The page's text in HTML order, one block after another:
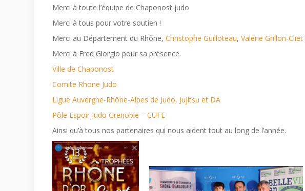
Merci à toute l’équipe de Chaponost judo
Merci à tous pour votre soutien !
Merci au Département du Rhône, Christophe Guilloteau, Valérie Grillon-Cliet
Merci à Fred Giorgio pour sa présence.
Ville de Chaponost
Comite Rhone Judo
Ligue Auvergne-Rhône-Alpes de Judo, Jujitsu et DA
Pôle Espoir Judo Grenoble – CUFE
Ainsi qu’à tous nos partenaires qui nous aident tout au long de l’année.